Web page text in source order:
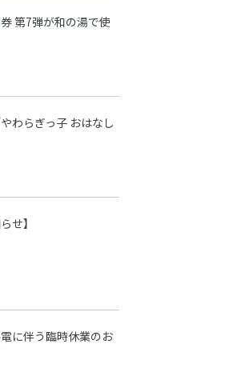
第7弾が和の湯で使
わらぎっ子 おはなし
せ】
電に伴う臨時休業のお